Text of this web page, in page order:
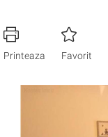
Printeaza Favorit